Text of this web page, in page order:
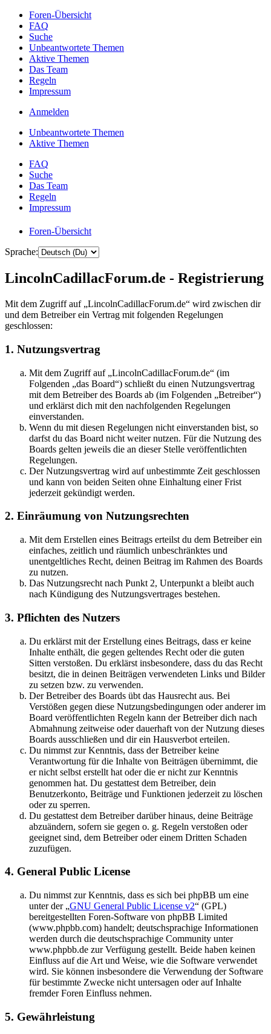
Foren-Übersicht
FAQ
Suche
Unbeantwortete Themen
Aktive Themen
Das Team
Regeln
Impressum
Anmelden
Unbeantwortete Themen
Aktive Themen
FAQ
Suche
Das Team
Regeln
Impressum
Foren-Übersicht
Sprache:
LincolnCadillacForum.de - Registrierung
Mit dem Zugriff auf „LincolnCadillacForum.de“ wird zwischen dir
und dem Betreiber ein Vertrag mit folgenden Regelungen
geschlossen:
1. Nutzungsvertrag
Mit dem Zugriff auf „LincolnCadillacForum.de“ (im
Folgenden „das Board“) schließt du einen Nutzungsvertrag
mit dem Betreiber des Boards ab (im Folgenden „Betreiber“)
und erklärst dich mit den nachfolgenden Regelungen
einverstanden.
Wenn du mit diesen Regelungen nicht einverstanden bist, so
darfst du das Board nicht weiter nutzen. Für die Nutzung des
Boards gelten jeweils die an dieser Stelle veröffentlichten
Regelungen.
Der Nutzungsvertrag wird auf unbestimmte Zeit geschlossen
und kann von beiden Seiten ohne Einhaltung einer Frist
jederzeit gekündigt werden.
2. Einräumung von Nutzungsrechten
Mit dem Erstellen eines Beitrags erteilst du dem Betreiber ein
einfaches, zeitlich und räumlich unbeschränktes und
unentgeltliches Recht, deinen Beitrag im Rahmen des Boards
zu nutzen.
Das Nutzungsrecht nach Punkt 2, Unterpunkt a bleibt auch
nach Kündigung des Nutzungsvertrages bestehen.
3. Pflichten des Nutzers
Du erklärst mit der Erstellung eines Beitrags, dass er keine
Inhalte enthält, die gegen geltendes Recht oder die guten
Sitten verstoßen. Du erklärst insbesondere, dass du das Recht
besitzt, die in deinen Beiträgen verwendeten Links und Bilder
zu setzen bzw. zu verwenden.
Der Betreiber des Boards übt das Hausrecht aus. Bei
Verstößen gegen diese Nutzungsbedingungen oder anderer im
Board veröffentlichten Regeln kann der Betreiber dich nach
Abmahnung zeitweise oder dauerhaft von der Nutzung dieses
Boards ausschließen und dir ein Hausverbot erteilen.
Du nimmst zur Kenntnis, dass der Betreiber keine
Verantwortung für die Inhalte von Beiträgen übernimmt, die
er nicht selbst erstellt hat oder die er nicht zur Kenntnis
genommen hat. Du gestattest dem Betreiber, dein
Benutzerkonto, Beiträge und Funktionen jederzeit zu löschen
oder zu sperren.
Du gestattest dem Betreiber darüber hinaus, deine Beiträge
abzuändern, sofern sie gegen o. g. Regeln verstoßen oder
geeignet sind, dem Betreiber oder einem Dritten Schaden
zuzufügen.
4. General Public License
Du nimmst zur Kenntnis, dass es sich bei phpBB um eine
unter der „GNU General Public License v2“ (GPL)
bereitgestellten Foren-Software von phpBB Limited
(www.phpbb.com) handelt; deutschsprachige Informationen
werden durch die deutschsprachige Community unter
www.phpbb.de zur Verfügung gestellt. Beide haben keinen
Einfluss auf die Art und Weise, wie die Software verwendet
wird. Sie können insbesondere die Verwendung der Software
für bestimmte Zwecke nicht untersagen oder auf Inhalte
fremder Foren Einfluss nehmen.
5. Gewährleistung